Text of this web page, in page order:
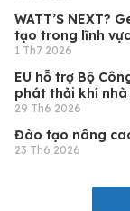
WATT’S NEXT?
tạo trong lĩnh
1 Th7 2026
EU hỗ trợ Bộ
phát thải khí
29 Th6 2026
Đào tạo nâng
23 Th6 2026